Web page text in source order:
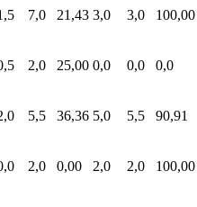
7,0 21,43 3,0 3,0 100,00
2,0 25,00 0,0 0,0 0,0
5,5 36,36 5,0 5,5 90,91
2,0 0,00 2,0 2,0 100,00